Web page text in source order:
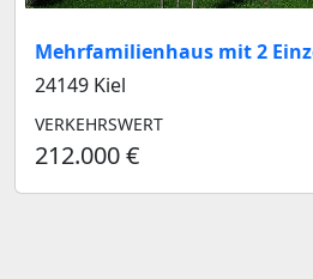
Mehrfamilienhaus mit 2
24149 Kiel
VERKEHRSWERT
212.000 €